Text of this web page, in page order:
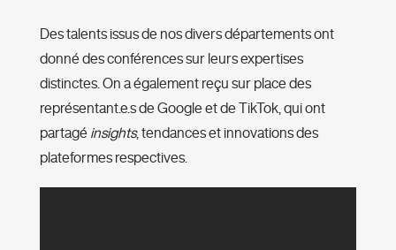
Des talents issus de nos divers départements ont
donné des conférences sur leurs expertises
distinctes. On a également reçu sur place des
représentant.e.s de Google et de TikTok, qui ont
partagé insights, tendances et innovations des
plateformes respectives.